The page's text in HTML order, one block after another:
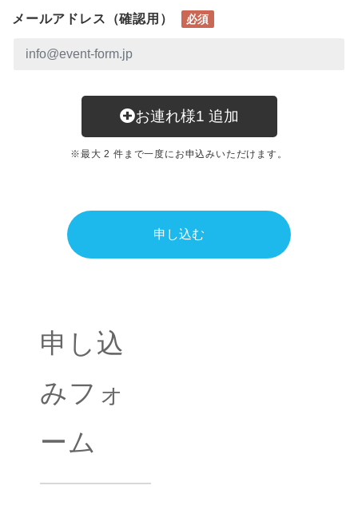
メールアドレス（確認用） 必須
お連れ様1 追加
※最大 2 件まで一度にお申込みいただけます。
申し込む
申し込
みフォ
ーム